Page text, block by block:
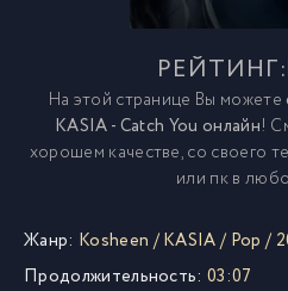
РЕЙТИНГ:
На этой странице Вы можете
KASIA - Catch You онлайн!
хорошем качестве, со своего
или пк в
Жанр: Kosheen /KASIA/ Pop /
Продолжительность: 03:07